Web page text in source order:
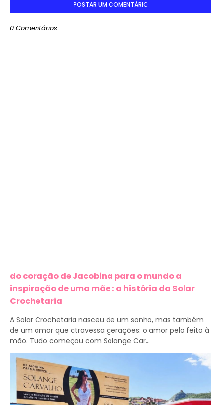
POSTAR UM COMENTÁRIO
0 Comentários
do coração de Jacobina para o mundo a
inspiração de uma mãe : a história da Solar
Crochetaria
A Solar Crochetaria nasceu de um sonho, mas também
de um amor que atravessa gerações: o amor pelo feito à
mão. Tudo começou com Solange Car...